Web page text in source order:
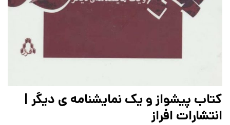
کتاب پیشواز و یک نمایشنامه ی دیگر |
انتشارات افراز